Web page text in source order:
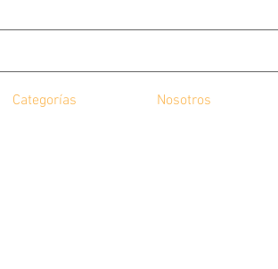
Categorías Nosotros